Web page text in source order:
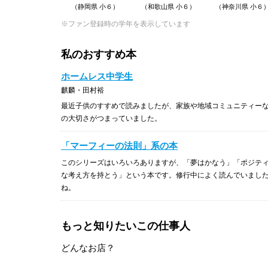
（静岡県 小６）
（和歌山県 小６）
（神奈川県 小６）
※ファン登録時の学年を表示しています
私のおすすめ本
ホームレス中学生
麒麟・田村裕
最近子供のすすめで読みましたが、家族や地域コミュニティー
の大切さがつまっていました。
「マーフィーの法則」系の本
このシリーズはいろいろありますが、「夢はかなう」「ポジテ
な考え方を持とう」という本です。修行中によく読んでいました
ね。
もっと知りたいこの仕事人
どんなお店？